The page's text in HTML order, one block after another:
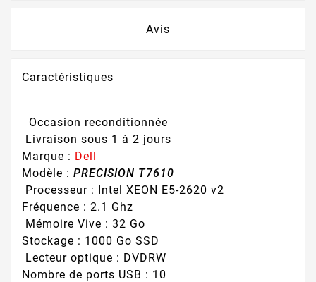
Avis
Caractéristiques
Occasion reconditionnée
Livraison sous 1 à 2 jours
Marque : Dell
Modèle : PRECISION T7610
Processeur : Intel XEON E5-2620 v2
Fréquence : 2.1 Ghz
Mémoire Vive : 32 Go
Stockage : 1000 Go SSD
Lecteur optique : DVDRW
Nombre de ports USB : 10